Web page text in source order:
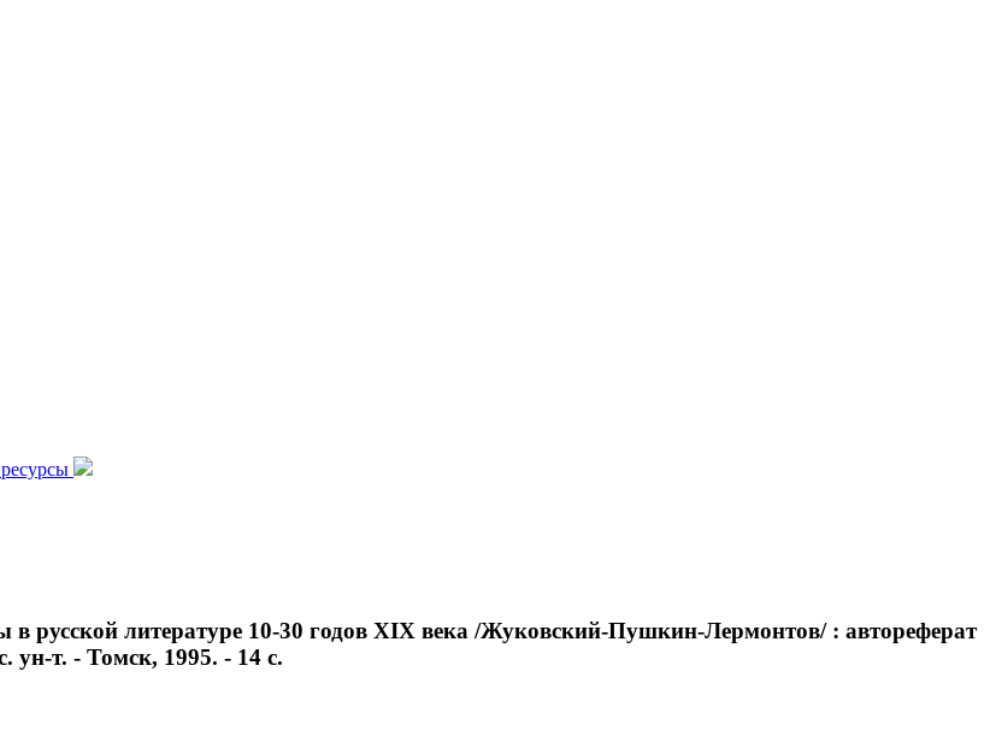
русской литературе 10-30 годов XIX века /Жуковский-Пушкин-Лермонтов/ : автореферат
ун-т. - Томск, 1995. - 14 с.